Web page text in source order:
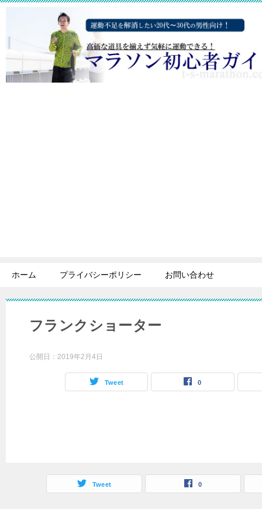
ホーム プライバシーポリシー お問い合わせ
フランクショーター
公開日： 2019年2月4日
Tweet 0
Tweet 0